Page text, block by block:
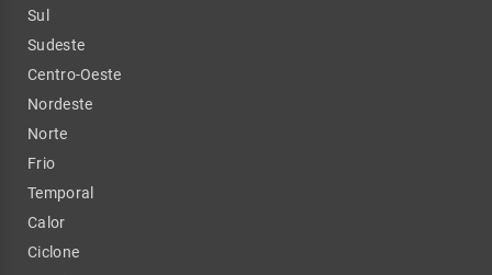
Sul
Sudeste
Centro-Oeste
Nordeste
Norte
Frio
Temporal
Calor
Ciclone